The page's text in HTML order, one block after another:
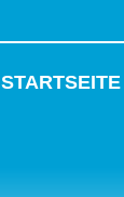
STARTSEITE